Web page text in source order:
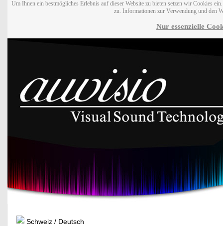
Um Ihnen ein bestmögliches Erlebnis auf dieser Website zu bieten setzen wir Cookies
zu. Informationen zur Verwendung und den
Nur essenzielle
Schweiz / Deutsch